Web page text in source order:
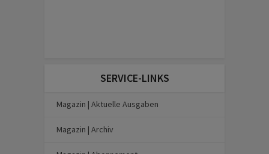
SERVICE-LINKS
Magazin | Aktuelle Ausgaben
Magazin | Archiv